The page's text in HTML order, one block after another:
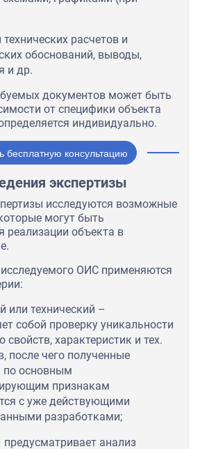
расчетов и
обоснований, выводы,
и др.
документов может быть
от специфики объекта
индивидуально.
бесплатную консультацию
экспертизы
исследуются возможные
могут быть
реализации объекта в
ОИС применяются
или технический –
собой проверку уникальности
свойств, характеристик и тех.
после чего полученные
по основным
признакам
с уже действующими
разработками;
анализ